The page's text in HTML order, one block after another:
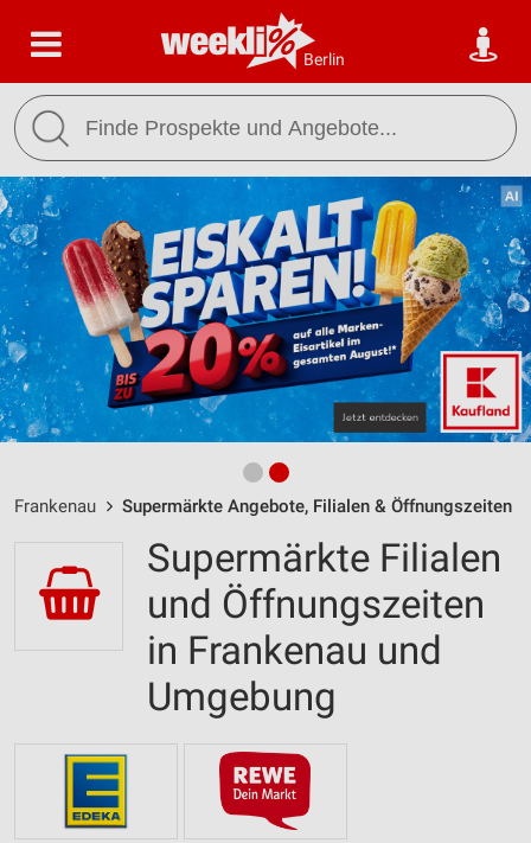
Berlin
Frankenau Supermärkte Angebote, Filialen & Öffnungszeiten
Supermärkte Filialen
und Öffnungszeiten
in Frankenau und
Umgebung